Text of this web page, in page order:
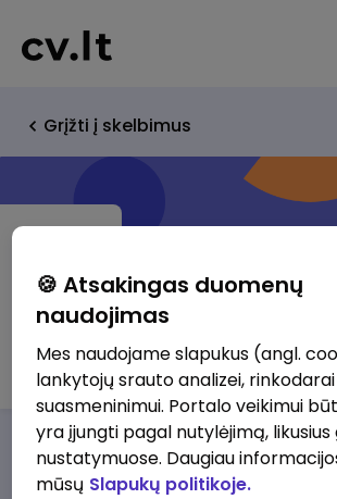
Grįžti į skelbimus
IĮ RIMINETA
Darbo pasiūlymaiApie mus
🍪 Atsakingas duomenų
naudojimas
Mes naudojame slapukus (angl.
lankytojų srauto analizei,
suasmeninimui. Portalo veikimui
yra įjungti pagal nutylėjimą,
nustatymuose. Daugiau
mūsų Slapukų politikoje.